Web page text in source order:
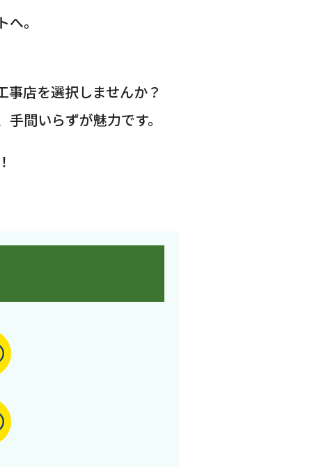
。
店を選択しませんか？
間いらずが魅力です。